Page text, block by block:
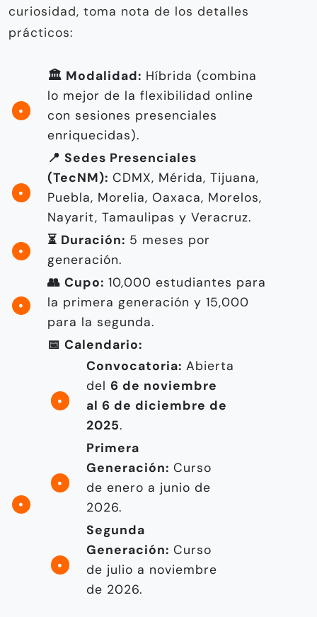
curiosidad, toma nota de los detalles
prácticos:
🏛️ Modalidad: Híbrida (combina
lo mejor de la flexibilidad online
con sesiones presenciales
enriquecidas).
📍 Sedes Presenciales
(TecNM): CDMX, Mérida, Tijuana,
Puebla, Morelia, Oaxaca, Morelos,
Nayarit, Tamaulipas y Veracruz.
⏳ Duración: 5 meses por
generación.
👥 Cupo: 10,000 estudiantes para
la primera generación y 15,000
para la segunda.
📅 Calendario:
Convocatoria: Abierta
del 6 de noviembre
al 6 de diciembre de
2025.
Primera
Generación: Curso
de enero a junio de
2026.
Segunda
Generación: Curso
de julio a noviembre
de 2026.